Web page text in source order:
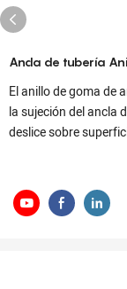
Ancla de tubería
El anillo de goma de
la sujeción del ancla
deslice sobre